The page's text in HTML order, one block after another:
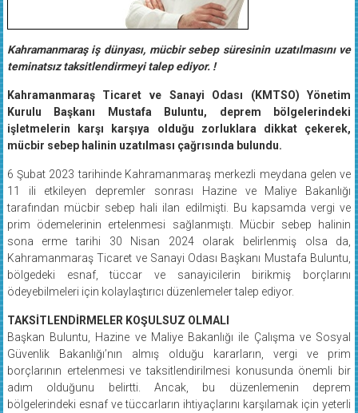
Kahramanmaraş iş dünyası, mücbir sebep süresinin uzatılmasını ve
teminatsız taksitlendirmeyi talep ediyor. !
Kahramanmaraş Ticaret ve Sanayi Odası (KMTSO) Yönetim
Kurulu Başkanı Mustafa Buluntu, deprem bölgelerindeki
işletmelerin karşı karşıya olduğu zorluklara dikkat çekerek,
mücbir sebep halinin uzatılması çağrısında bulundu.
6 Şubat 2023 tarihinde Kahramanmaraş merkezli meydana gelen ve
11 ili etkileyen depremler sonrası Hazine ve Maliye Bakanlığı
tarafından mücbir sebep hali ilan edilmişti. Bu kapsamda vergi ve
prim ödemelerinin ertelenmesi sağlanmıştı. Mücbir sebep halinin
sona erme tarihi 30 Nisan 2024 olarak belirlenmiş olsa da,
Kahramanmaraş Ticaret ve Sanayi Odası Başkanı Mustafa Buluntu,
bölgedeki esnaf, tüccar ve sanayicilerin birikmiş borçlarını
ödeyebilmeleri için kolaylaştırıcı düzenlemeler talep ediyor.
TAKSİTLENDİRMELER KOŞULSUZ OLMALI
Başkan Buluntu, Hazine ve Maliye Bakanlığı ile Çalışma ve Sosyal
Güvenlik Bakanlığı’nın almış olduğu kararların, vergi ve prim
borçlarının ertelenmesi ve taksitlendirilmesi konusunda önemli bir
adım olduğunu belirtti. Ancak, bu düzenlemenin deprem
bölgelerindeki esnaf ve tüccarların ihtiyaçlarını karşılamak için yeterli